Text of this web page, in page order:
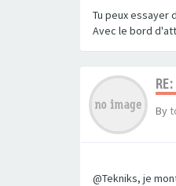
Tu peux essayer
Avec le bord
By
@Tekniks, je